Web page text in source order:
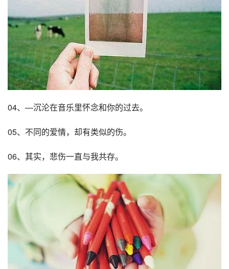
04、—沉沦在音乐里怀念和你的过去。
05、不同的爱情，却有类似的伤。
06、其实，悲伤一直与我共存。